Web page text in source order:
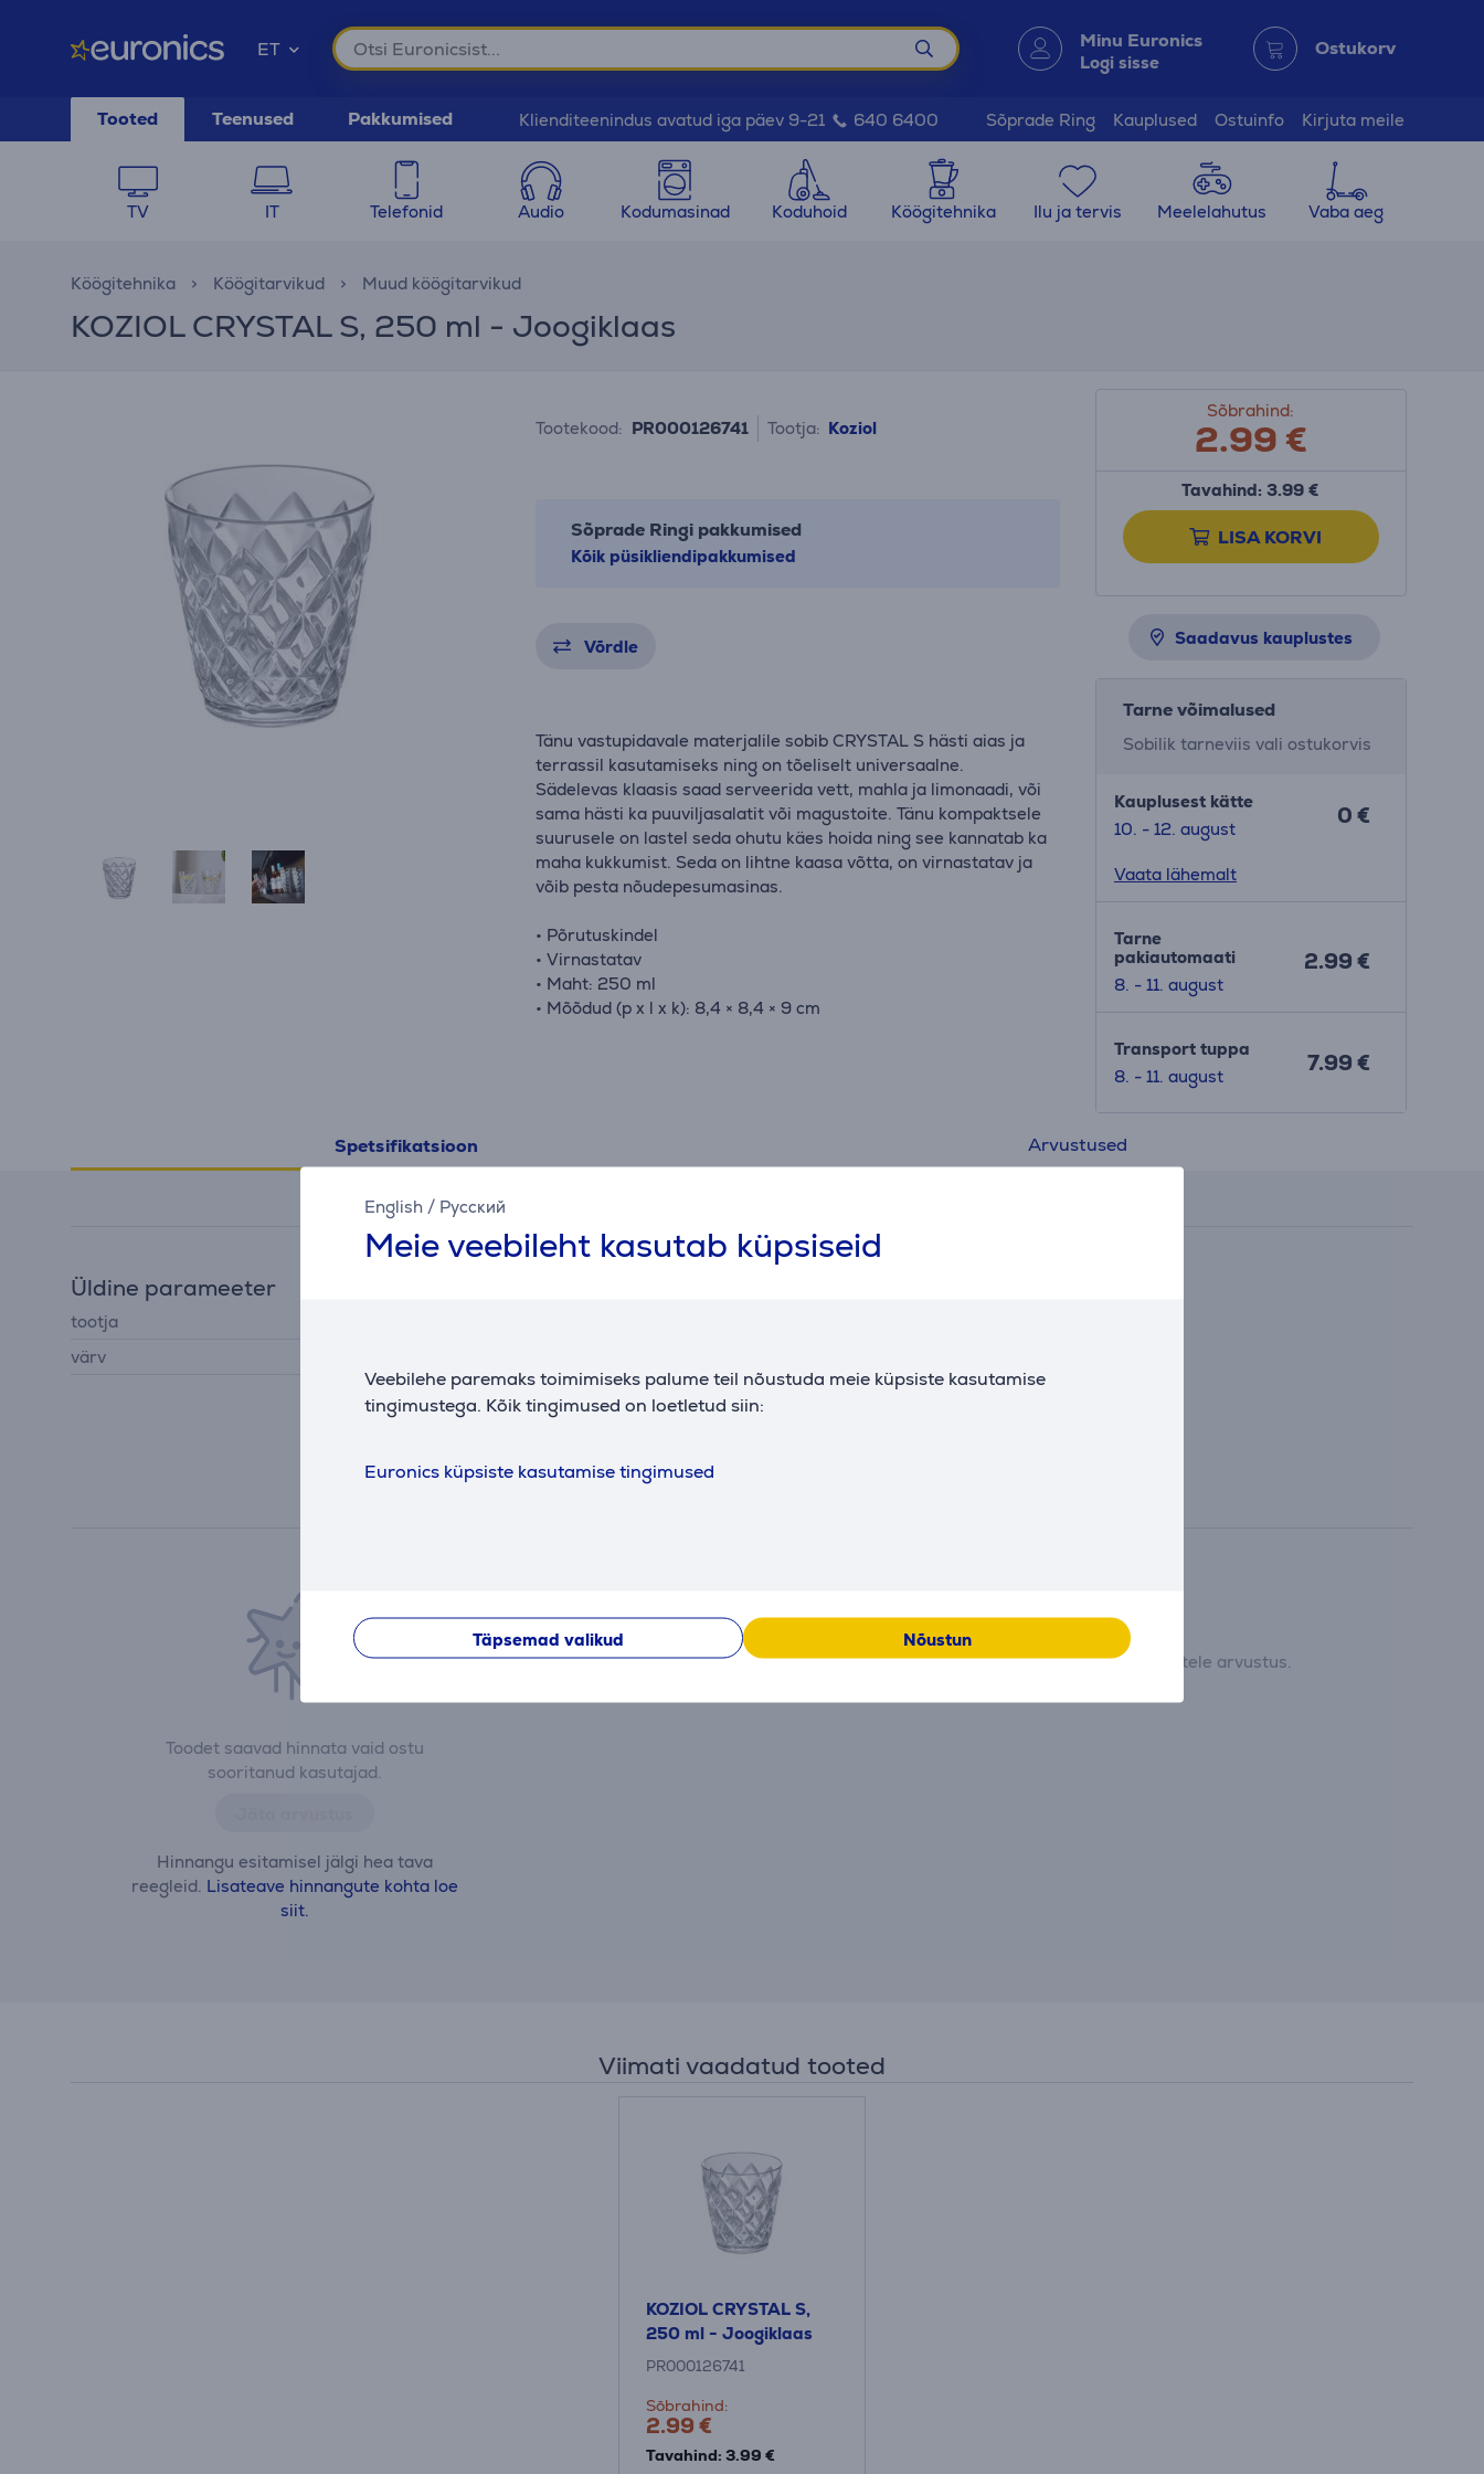
English / Русский
Meie veebileht kasutab küpsiseid
Veebilehe paremaks toimimiseks palume teil nõustuda meie küpsiste kasutamise
tingimustega. Kõik tingimused on loetletud siin:
Euronics küpsiste kasutamise tingimused
Täpsemad valikud Nõustun
ET Minu Euronics
Logi sisse
Ostukorv
Tooted Teenused Pakkumised Klienditeenindus avatud iga päev 9-21 640 6400 Sõprade Ring Kauplused Ostuinfo Kirjuta meile
TV IT Telefonid Audio Kodumasinad Koduhoid Köögitehnika Ilu ja tervis Meelelahutus Vaba aeg
Köögitehnika Köögitarvikud Muud köögitarvikud
KOZIOL CRYSTAL S, 250 ml - Joogiklaas
Tootekood: PR000126741 Tootja: Koziol
Sõprade Ringi pakkumised
Kõik püsikliendipakkumised
Võrdle
Tänu vastupidavale materjalile sobib CRYSTAL S hästi aias ja
terrassil kasutamiseks ning on tõeliselt universaalne.
Sädelevas klaasis saad serveerida vett, mahla ja limonaadi, või
sama hästi ka puuviljasalatit või magustoite. Tänu kompaktsele
suurusele on lastel seda ohutu käes hoida ning see kannatab ka
maha kukkumist. Seda on lihtne kaasa võtta, on virnastatav ja
võib pesta nõudepesumasinas.
• Põrutuskindel
• Virnastatav
• Maht: 250 ml
• Mõõdud (p x l x k): 8,4 × 8,4 × 9 cm
Sõbrahind:
2.99€
Tavahind: 3.99 €
LISA KORVI
Saadavus kauplustes
Tarne võimalused
Sobilik tarneviis vali ostukorvis
Kauplusest kätte
10. - 12. august
0 €
Vaata lähemalt
Tarne
pakiautomaati
8. - 11. august
2.99 €
Transport tuppa
8. - 11. august
7.99 €
Spetsifikatsioon Arvustused
Üldine parameeter
tootja
värv
Toodet saavad hinnata vaid ostu
sooritanud kasutajad.
Hinnangu esitamisel jälgi hea tava
reegleid. Lisateave hinnangute kohta loe
siit.
Hetkel arvustused puuduvad.
Peale ostu sooritamist avaneb võimalus anda enda panus ja jätta esimesena tootele arvustus.
Viimati vaadatud tooted
KOZIOL CRYSTAL S,
250 ml - Joogiklaas
PR000126741
Sõbrahind:
2.99 €
Tavahind: 3.99 €